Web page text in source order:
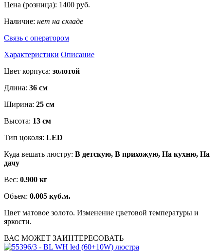
Цена (розница): 1400 руб.
Наличие: нет на складе
Связь с оператором
Характеристики Описание
Цвет корпуса: золотой
Длина: 36 см
Ширина: 25 см
Высота: 13 см
Тип цоколя: LED
Куда вешать люстру: В детскую, В прихожую, На кухню, На
дачу
Вес: 0.900 кг
Объем: 0.005 куб.м.
Цвет матовое золото. Изменение цветовой температуры и
яркости.
ВАС МОЖЕТ ЗАИНТЕРЕСОВАТЬ